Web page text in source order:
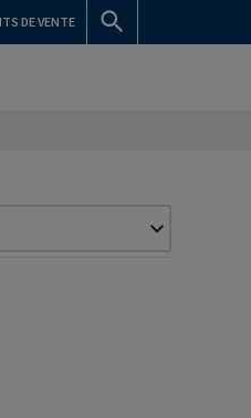
DE VENTE